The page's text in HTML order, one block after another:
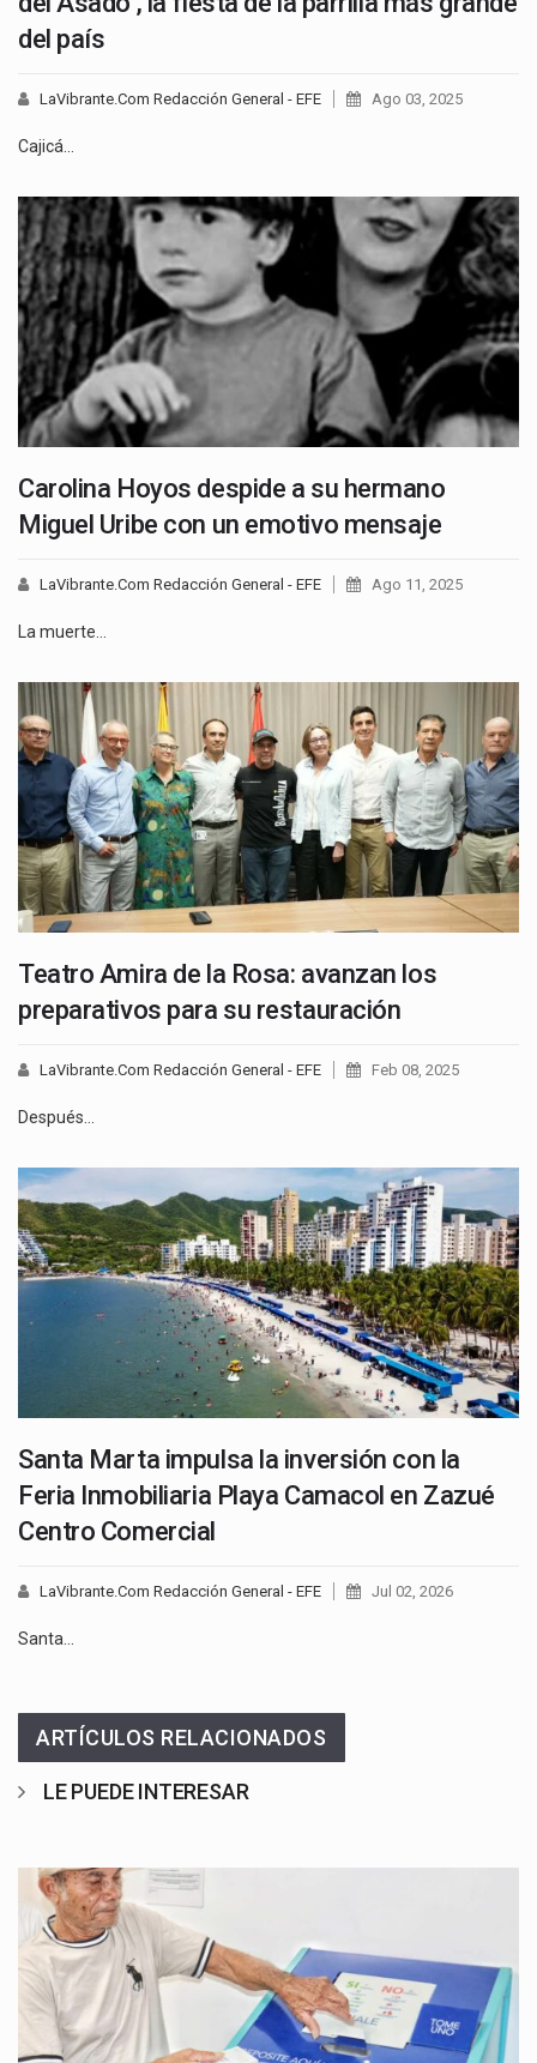
del país
LaVibrante.Com Redacción General - EFE Ago 03, 2025
Cajicá…
Carolina Hoyos despide a su hermano
Miguel Uribe con un emotivo mensaje
LaVibrante.Com Redacción General - EFE Ago 11, 2025
La muerte…
Teatro Amira de la Rosa: avanzan los
preparativos para su restauración
LaVibrante.Com Redacción General - EFE Feb 08, 2025
Después…
Santa Marta impulsa la inversión con la
Feria Inmobiliaria Playa Camacol en Zazué
Centro Comercial
LaVibrante.Com Redacción General - EFE Jul 02, 2026
Santa…
ARTÍCULOS RELACIONADOS
LE PUEDE INTERESAR